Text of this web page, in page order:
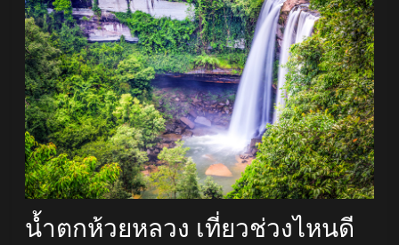
น้ำตกห้วยหลวง เที่ยวช่วงไหนดี